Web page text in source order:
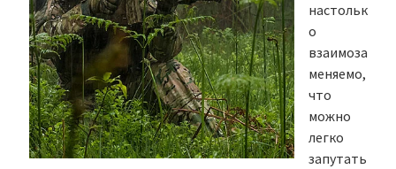
настольк
о
взаимоза
меняемо,
что
можно
легко
запутать